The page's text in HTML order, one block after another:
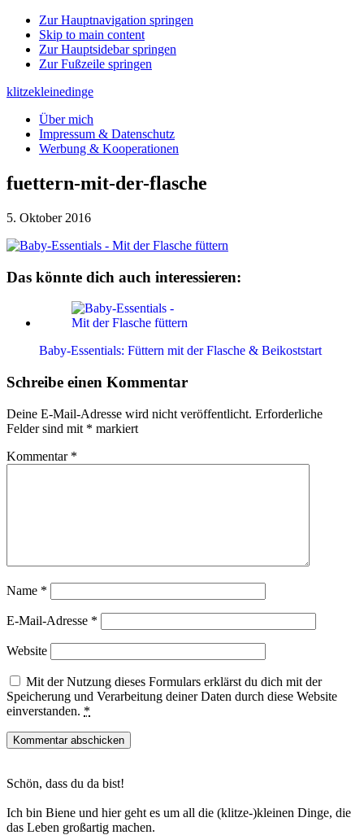
Zur Hauptnavigation springen
Skip to main content
Zur Hauptsidebar springen
Zur Fußzeile springen
klitzekleinedinge
Über mich
Impressum & Datenschutz
Werbung & Kooperationen
fuettern-mit-der-flasche
5. Oktober 2016
Das könnte dich auch interessieren:
Baby-Essentials: Füttern mit der Flasche & Beikoststart
Leser-
Schreibe einen Kommentar
Deine E-Mail-Adresse wird nicht veröffentlicht. Erforderliche
Felder sind mit * markiert
Kommentar *
Name *
E-Mail-Adresse *
Website
Mit der Nutzung dieses Formulars erklärst du dich mit der
Speicherung und Verarbeitung deiner Daten durch diese Website
einverstanden. *
Sidebar
Schön, dass du da bist!
Ich bin Biene und hier geht es um all die (klitze-)kleinen Dinge, die
das Leben großartig machen.